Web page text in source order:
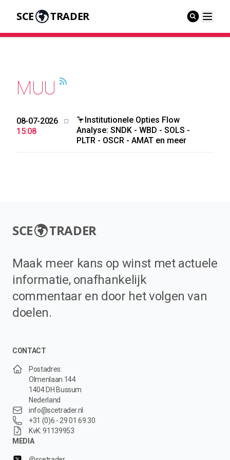
SCE TRADER
MUU
08-07-2026
15:08
🦩Institutionele Opties Flow
Analyse: SNDK - WBD - SOLS -
PLTR - OSCR - AMAT en meer
SCE TRADER
Maak meer kans op winst met actuele
informatie, onafhankelijk
commentaar en door het volgen van
doelen.
CONTACT
Postadres:
Olmenlaan 144
1404 DH Bussum
Nederland
info@scetrader.nl
+31 (0)6 - 29 01 69 30
KvK: 91139953
MEDIA